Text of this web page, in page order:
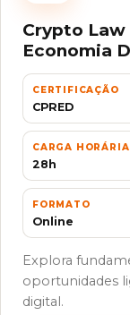
Crypto Law
Economia
CERTIFICAÇÃO
CPRED
CARGA HORÁRIA
28h
FORMATO
Online
Explora
oportunidades
digital.